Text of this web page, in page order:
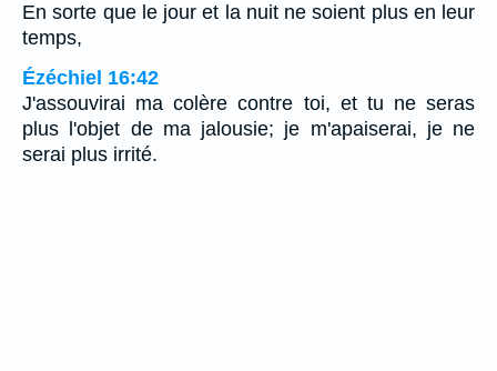
En sorte que le jour et la nuit ne soient plus en leur
temps,
Ézéchiel 16:42
J'assouvirai ma colère contre toi, et tu ne seras
plus l'objet de ma jalousie; je m'apaiserai, je ne
serai plus irrité.